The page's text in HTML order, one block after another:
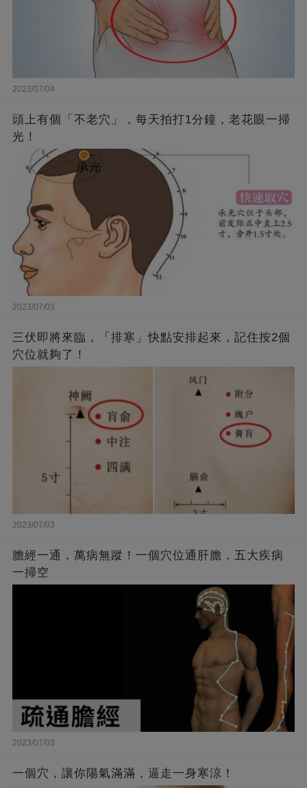
2023/07/04
頭上有個「不老穴」，每天拍打1分鐘，老花眼一掃
光！
2023/07/03
三伏即將來臨，「排寒」快點安排起來，記住按2個
穴位就夠了！
2023/07/03
膽經一通，萬病無蹤！一個穴位通肝膽，五大疾病
一掃空
2023/07/03
一個穴，讓你陽氣滿滿，逼走一身寒涼！